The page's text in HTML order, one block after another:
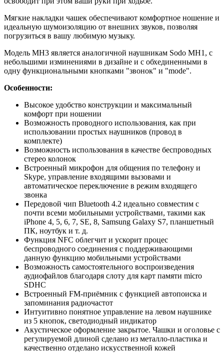
Мягкие накладки чашек обеспечивают комфортное ношение и
идеальную шумоизоляцию от внешних звуков, позволяя
погрузиться в вашу любимую музыку.
Модель MH3 является аналогичной наушникам Sodo MH1, с
небольшими изминениями в дизайне и с обхединенными в
одну функциональными кнопками "звонок" и "mode".
Особенности:
Высокое удобство конструкции и максимальный
комфорт при ношении
Возможность проводного использования, как при
использовании простых наушников (провод в
комплекте)
Возможность использования в качестве беспроводных
стерео колонок
Встроенный микрофон для общения по телефону и
Skype, управление входящими вызовами и
автоматическое переключение в режим входящего
звонка
Передовой чип Bluetooth 4.2 идеально совместим с
почти всеми мобильными устройствами, такими как
iPhone 4, 5, 6, 7, SE, 8, Samsung Galaxy S7, планшетный
ПК, ноутбук и т. д.
Функция NFC облегчит и ускорит процес
беспроводного соединения с поддерживающими
данную функцию мобильными устройствами
Возможность самостоятельного воспроизведения
аудиофайлов благодаря слоту для карт памяти micro
SDHC
Встроенный FM-приёмник с функцией автопоиска и
запоминания радиочастот
Интуитивно понятное управление на левом наушнике
из 5 кнопок, светодиодный индикатор
Акустическое оформление закрытое. Чашки и оголовье с
регулируемой длиной сделано из металло-пластика и
качественно отделано искусственной кожей